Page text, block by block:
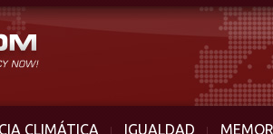
CLIMÁTICA IGUALDAD